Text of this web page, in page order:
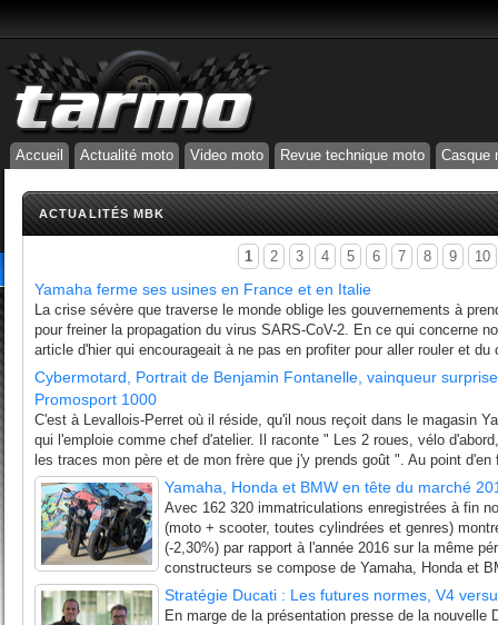
Accueil Actualité moto Video moto Revue technique moto Casque
ACTUALITÉS MBK
1 2 3 4 5 6 7 8 9 10
Yamaha ferme ses usines en France et en Italie
La crise sévère que traverse le monde oblige les gouvernements à
pour freiner la propagation du virus SARS-CoV-2. En ce qui concerne
article d'hier qui encourageait à ne pas en profiter pour aller rouler et du
Cybermotard, Portrait de Benjamin Fontanelle, vainqueur
Promosport 1000
C'est à Levallois-Perret où il réside, qu'il nous reçoit dans le magasin
qui l'emploie comme chef d'atelier. Il raconte " Les 2 roues, vélo
les traces mon père et de mon frère que j'y prends goût ". Au point d'en
Yamaha, Honda et BMW en tête du marché
Avec 162 320 immatriculations enregistrées à fin
(moto + scooter, toutes cylindrées et genres)
(-2,30%) par rapport à l'année 2016 sur la même
constructeurs se compose de Yamaha, Honda et
Stratégie Ducati : Les futures normes, V4
En marge de la présentation presse de la nouvelle